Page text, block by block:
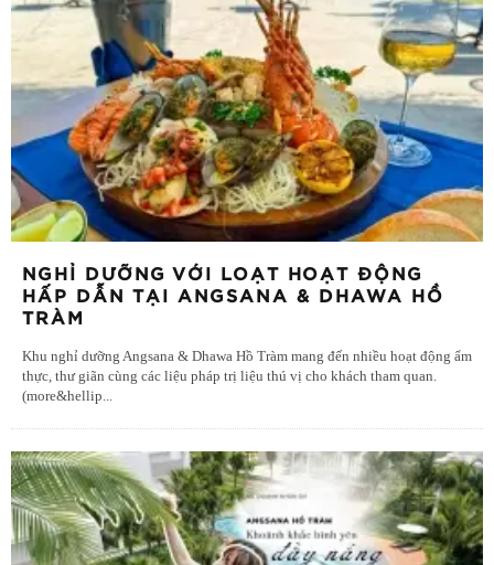
NGHỈ DƯỠNG VỚI LOẠT HOẠT ĐỘNG
HẤP DẪN TẠI ANGSANA & DHAWA HỒ
TRÀM
Khu nghỉ dưỡng Angsana & Dhawa Hồ Tràm mang đến nhiều hoạt động ẩm
thực, thư giãn cùng các liệu pháp trị liệu thú vị cho khách tham quan.
(more&hellip...